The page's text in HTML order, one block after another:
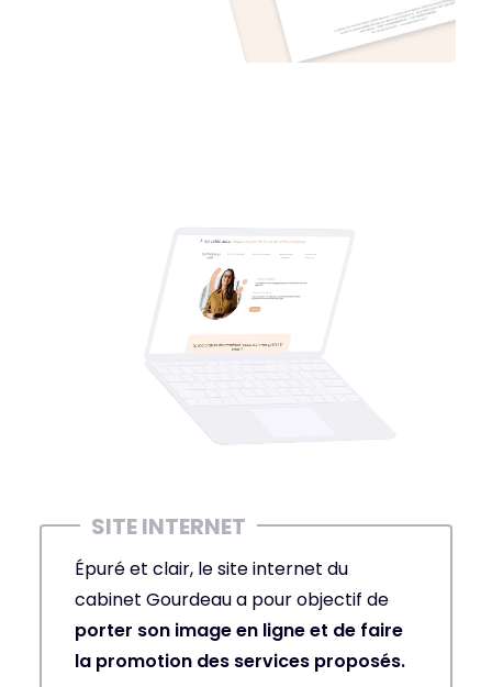
Épuré et clair, le site internet du
cabinet Gourdeau a pour objectif de
porter son image en ligne et de faire
la promotion des services proposés.